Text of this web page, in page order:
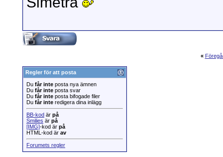
«
Regler för att posta
Du får inte posta nya ämnen
Du får inte posta svar
Du får inte posta bifogade filer
Du får inte redigera dina inlägg
BB-kod är på
Smilies är på
[IMG]-kod är på
HTML-kod är av
Forumets regler